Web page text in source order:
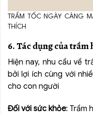
TRẦM TỐC NGÀY CÀNG
THÍCH
6. Tác dụng của trầm
Hiện nay, nhu cầu về
bởi lợi ích cùng với
cho con người
Đối với sức khỏe: Trầm